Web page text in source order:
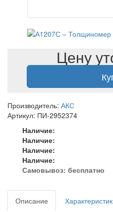
Цену
Производитель: АКС
Артикул: ПИ-2952374
Наличие:
Наличие:
Наличие:
Наличие:
Самовывоз: бесплатно
Описание